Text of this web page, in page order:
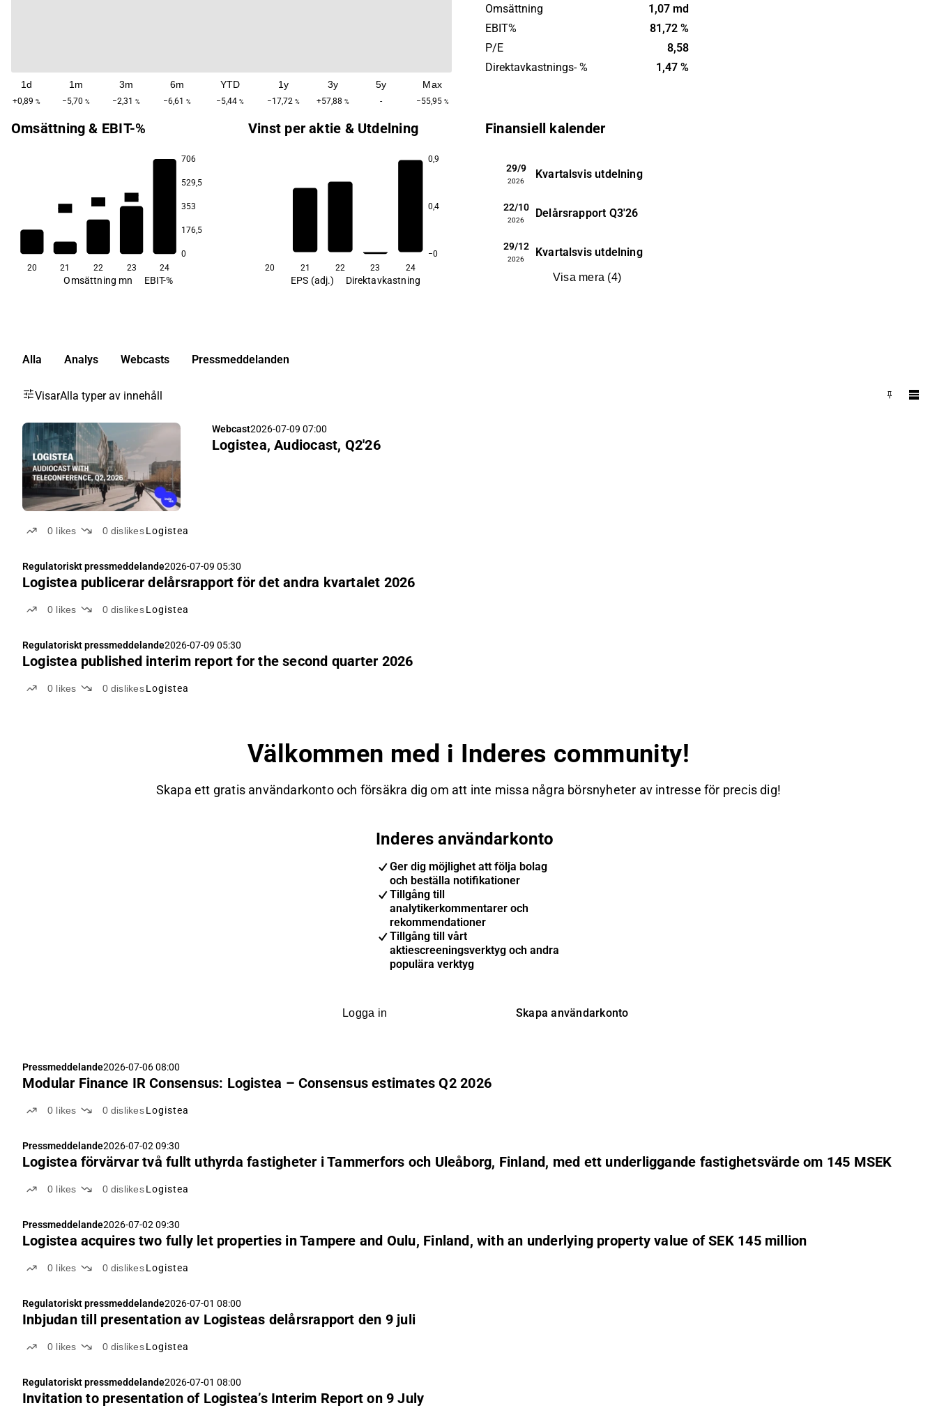
1d
+0,89 %
1m
−5,70 %
3m
−2,31 %
6m
−6,61 %
YTD
−5,44 %
1y
−17,72 %
3y
+57,88 %
5y
-
Max
−55,95 %
2002 och har sitt huvudkontor i
Stockholm.
Omsättning
1,07 md
EBIT%
81,72 %
P/E
8,58
Direktavkastnings- %
1,47 %
Omsättning & EBIT-%
706
529,5
353
176,5
0
44,1
67,2
20 21 22 23 24
Omsättning mn EBIT-%
Vinst per aktie & Utdelning
0,9
0,4
−0
20 21 22 23 24
EPS (adj.) Direktavkastning
Finansiell kalender
29/9
2026
Kvartalsvis utdelning
22/10
2026
Delårsrapport Q3'26
29/12
2026
Kvartalsvis utdelning
Visa mera (4)
Alla Analys Webcasts Pressmeddelanden
VisarAlla typer av innehåll
Webcast2026-07-09 07:00
Logistea, Audiocast, Q2'26
0 likes 0 dislikes Logistea
Regulatoriskt pressmeddelande2026-07-09 05:30
Logistea publicerar delårsrapport för det andra kvartalet 2026
0 likes 0 dislikes Logistea
Regulatoriskt pressmeddelande2026-07-09 05:30
Logistea published interim report for the second quarter 2026
0 likes 0 dislikes Logistea
Välkommen med i Inderes community!
Skapa ett gratis användarkonto och försäkra dig om att inte missa några börsnyheter av intresse för precis dig!
Inderes användarkonto
Ger dig möjlighet att följa bolag
och beställa notifikationer
Tillgång till
analytikerkommentarer och
rekommendationer
Tillgång till vårt
aktiescreeningsverktyg och andra
populära verktyg
Logga in Skapa användarkonto
Pressmeddelande2026-07-06 08:00
Modular Finance IR Consensus: Logistea – Consensus estimates Q2 2026
0 likes 0 dislikes Logistea
Pressmeddelande2026-07-02 09:30
Logistea förvärvar två fullt uthyrda fastigheter i Tammerfors och Uleåborg, Finland, med ett underliggande fastighetsvärde om 145 MSEK
0 likes 0 dislikes Logistea
Pressmeddelande2026-07-02 09:30
Logistea acquires two fully let properties in Tampere and Oulu, Finland, with an underlying property value of SEK 145 million
0 likes 0 dislikes Logistea
Regulatoriskt pressmeddelande2026-07-01 08:00
Inbjudan till presentation av Logisteas delårsrapport den 9 juli
0 likes 0 dislikes Logistea
Regulatoriskt pressmeddelande2026-07-01 08:00
Invitation to presentation of Logistea’s Interim Report on 9 July